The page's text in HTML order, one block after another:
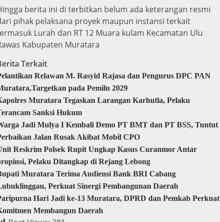
berita ini di terbitkan belum ada keterangan resmi
pihak pelaksana proyek maupun instansi terkait
Lurah dan RT 12 Muara kulam Kecamatan Ulu
Kabupaten Muratara
Terkait
Relawan M. Rasyid Rajasa dan Pengurus DPC PAN
pada Pemilu 2029
Muratara Tegaskan Larangan Karhutla, Pelaku
Sanksi Hukum
Jadi Mulya I Kembali Demo PT BMT dan PT BSS, Tuntut
Jalan Rusak Akibat Mobil CPO
Reskrim Polsek Rupit Ungkap Kasus Curanmor Antar
Pelaku Ditangkap di Rejang Lebong
Muratara Terima Audiensi Bank BRI Cabang
Perkuat Sinergi Pembangunan Daerah
Hari Jadi ke-13 Muratara, DPRD dan Pemkab Perkuat
Membangun Daerah